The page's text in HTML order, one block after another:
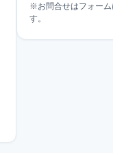
※お問合せはフォーム
す。